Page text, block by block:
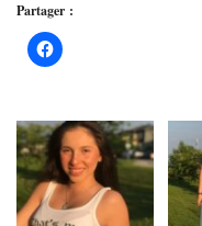
Partager :